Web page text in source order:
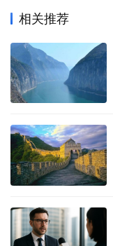
相关推荐